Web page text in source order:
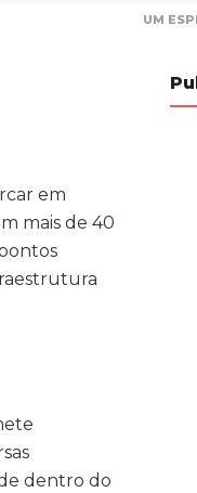
UM
em
mais de 40
dentro do